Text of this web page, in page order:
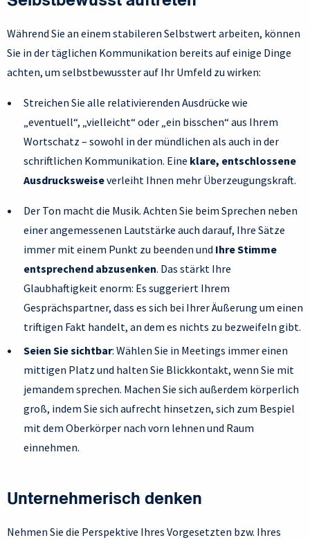
Während Sie an einem stabileren Selbstwert arbeiten, können
Sie in der täglichen Kommunikation bereits auf einige Dinge
achten, um selbstbewusster auf Ihr Umfeld zu wirken:
Streichen Sie alle relativierenden Ausdrücke wie
„eventuell“, „vielleicht“ oder „ein bisschen“ aus Ihrem
Wortschatz – sowohl in der mündlichen als auch in der
schriftlichen Kommunikation. Eine klare, entschlossene
Ausdrucksweiseverleiht Ihnen mehr Überzeugungskraft.
Der Ton macht die Musik. Achten Sie beim Sprechen neben
einer angemessenen Lautstärke auch darauf, Ihre Sätze
immer mit einem Punkt zu beenden und Ihre Stimme
entsprechend abzusenken. Das stärkt Ihre
Glaubhaftigkeit enorm: Es suggeriert Ihrem
Gesprächspartner, dass es sich bei Ihrer Äußerung um einen
triftigen Fakt handelt, an dem es nichts zu bezweifeln gibt.
Seien Sie sichtbar: Wählen Sie in Meetings immer einen
mittigen Platz und halten Sie Blickkontakt, wenn Sie mit
jemandem sprechen. Machen Sie sich außerdem körperlich
groß, indem Sie sich aufrecht hinsetzen, sich zum Bespiel
mit dem Oberkörper nach vorn lehnen und Raum
einnehmen.
Unternehmerisch denken
Nehmen Sie die Perspektive Ihres Vorgesetzten bzw. Ihres